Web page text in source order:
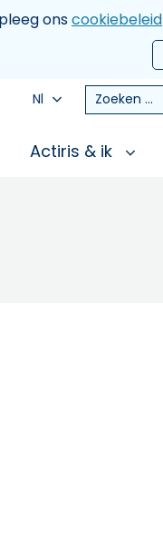
onscookiebeleid
Nl Zoeken
Actiris & ik